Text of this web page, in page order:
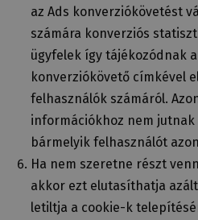
az Ads konverziókövetést
számára konverziós
ügyfelek így tájékozódnak
konverziókövető címkével
felhasználók számáról.
információkhoz nem jutnak
bármelyik felhasználót
Ha nem szeretne részt
akkor ezt elutasíthatja
letiltja a cookie-k